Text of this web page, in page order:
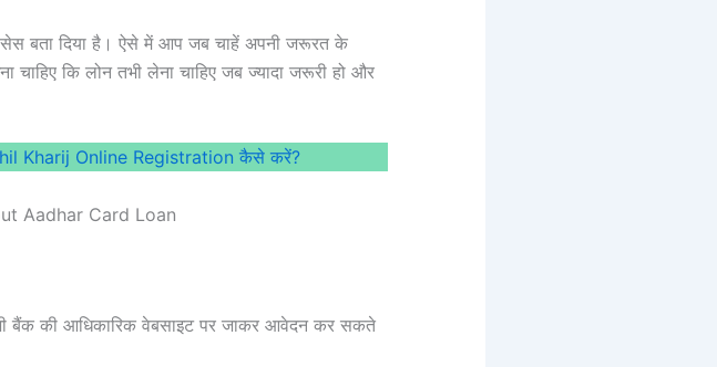
बता दिया है। ऐसे में आप जब चाहें अपनी जरूरत के
कि लोन तभी लेना चाहिए जब ज्यादा जरूरी हो और
Kharij Online Registration कैसे करें?
Aadhar Card Loan
बैंक की आधिकारिक वेबसाइट पर जाकर आवेदन कर सकते